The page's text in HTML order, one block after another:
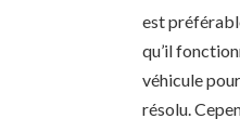
est
qu’il
véhicule
résolu.